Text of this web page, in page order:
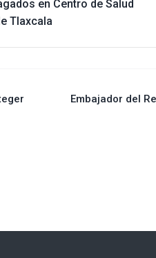
en Centro de Salud
Tlaxcala
Embajador del